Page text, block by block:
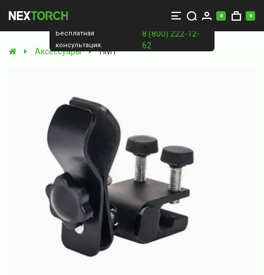
0 0
Аксессуары HM1
Бесплатная
консультация:
8 (800) 222-12-
62